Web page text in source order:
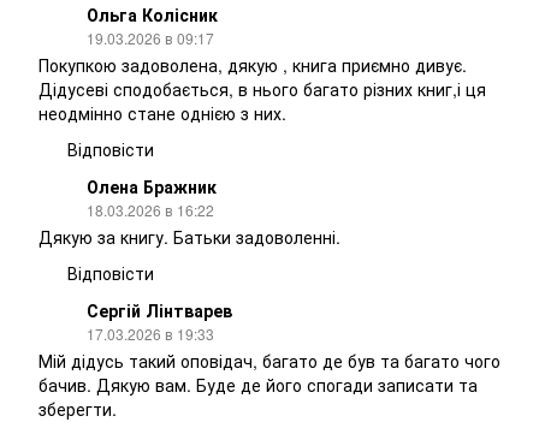
Ольга Колісник
19.03.2026 в 09:17
Покупкою задоволена, дякую , книга приємно дивує.
Дідусеві сподобається, в нього багато різних книг,і ця
неодмінно стане однією з них.
Відповісти
Олена Бражник
18.03.2026 в 16:22
Дякую за книгу. Батьки задоволенні.
Відповісти
Сергій Лінтварев
17.03.2026 в 19:33
Мій дідусь такий оповідач, багато де був та багато чого
бачив. Дякую вам. Буде де його спогади записати та
зберегти.